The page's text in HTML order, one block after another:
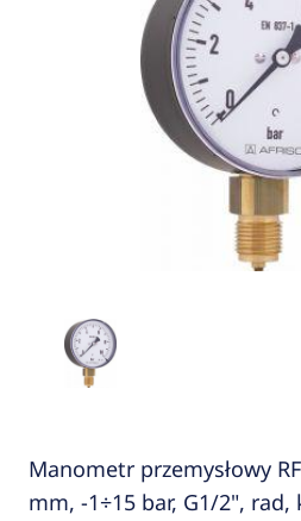
Manometr przemysłowy
mm, -1÷15 bar, G1/2", rad,